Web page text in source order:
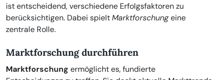
ist entscheidend, verschiedene Erfolgsfaktoren zu
berücksichtigen. Dabei spieltMarktforschungeine
zentrale Rolle.
Marktforschung durchführen
Marktforschung ermöglicht es, fundierte